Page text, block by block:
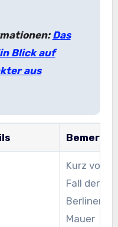
Das
Blick auf
aus
Kurz vor
Fall der
Berliner
Mauer